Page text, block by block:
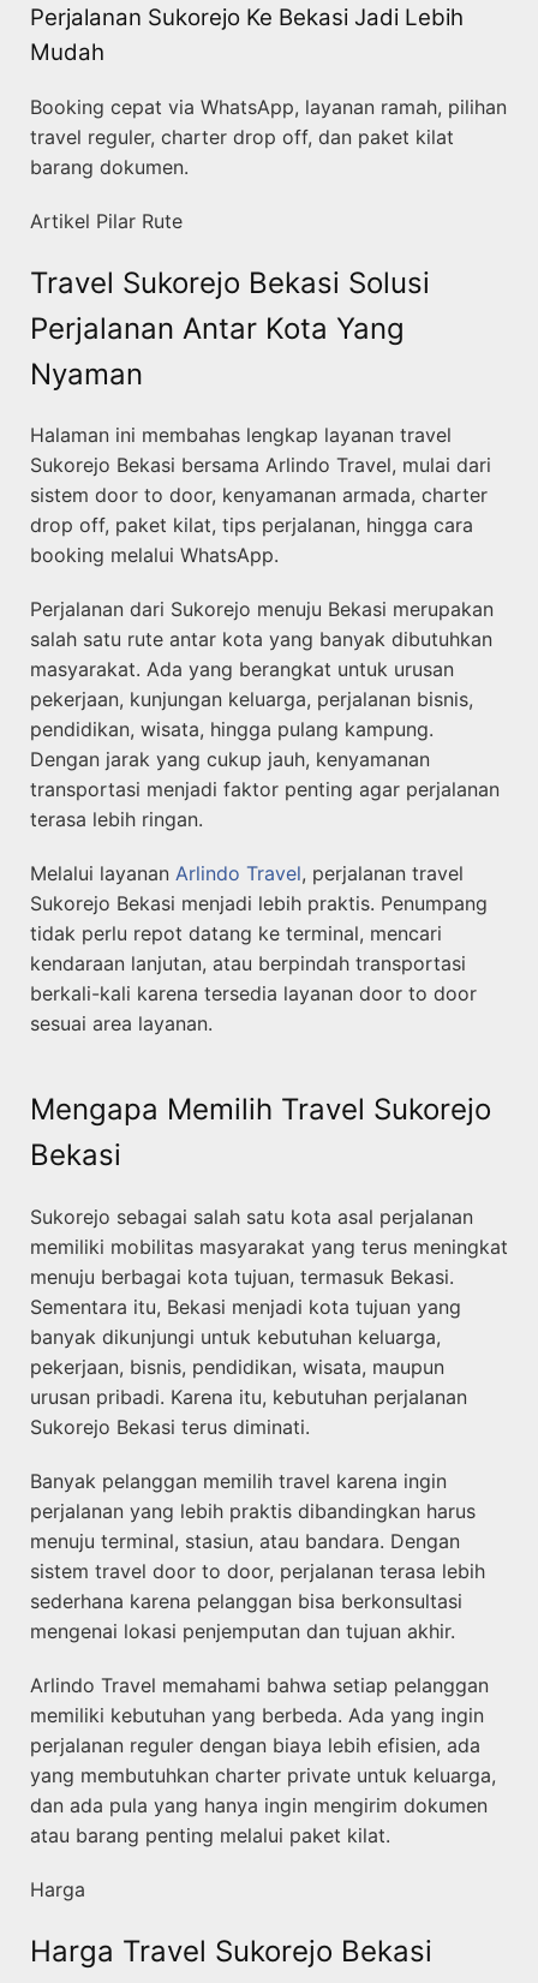
Perjalanan Sukorejo Ke Bekasi Jadi Lebih
Mudah
Booking cepat via WhatsApp, layanan ramah, pilihan
travel reguler, charter drop off, dan paket kilat
barang dokumen.
Artikel Pilar Rute
Travel Sukorejo Bekasi Solusi
Perjalanan Antar Kota Yang
Nyaman
Halaman ini membahas lengkap layanan travel
Sukorejo Bekasi bersama Arlindo Travel, mulai dari
sistem door to door, kenyamanan armada, charter
drop off, paket kilat, tips perjalanan, hingga cara
booking melalui WhatsApp.
Perjalanan dari Sukorejo menuju Bekasi merupakan
salah satu rute antar kota yang banyak dibutuhkan
masyarakat. Ada yang berangkat untuk urusan
pekerjaan, kunjungan keluarga, perjalanan bisnis,
pendidikan, wisata, hingga pulang kampung.
Dengan jarak yang cukup jauh, kenyamanan
transportasi menjadi faktor penting agar perjalanan
terasa lebih ringan.
Melalui layanan Arlindo Travel, perjalanan travel
Sukorejo Bekasi menjadi lebih praktis. Penumpang
tidak perlu repot datang ke terminal, mencari
kendaraan lanjutan, atau berpindah transportasi
berkali-kali karena tersedia layanan door to door
sesuai area layanan.
Mengapa Memilih Travel Sukorejo
Bekasi
Sukorejo sebagai salah satu kota asal perjalanan
memiliki mobilitas masyarakat yang terus meningkat
menuju berbagai kota tujuan, termasuk Bekasi.
Sementara itu, Bekasi menjadi kota tujuan yang
banyak dikunjungi untuk kebutuhan keluarga,
pekerjaan, bisnis, pendidikan, wisata, maupun
urusan pribadi. Karena itu, kebutuhan perjalanan
Sukorejo Bekasi terus diminati.
Banyak pelanggan memilih travel karena ingin
perjalanan yang lebih praktis dibandingkan harus
menuju terminal, stasiun, atau bandara. Dengan
sistem travel door to door, perjalanan terasa lebih
sederhana karena pelanggan bisa berkonsultasi
mengenai lokasi penjemputan dan tujuan akhir.
Arlindo Travel memahami bahwa setiap pelanggan
memiliki kebutuhan yang berbeda. Ada yang ingin
perjalanan reguler dengan biaya lebih efisien, ada
yang membutuhkan charter private untuk keluarga,
dan ada pula yang hanya ingin mengirim dokumen
atau barang penting melalui paket kilat.
Harga
Harga Travel Sukorejo Bekasi